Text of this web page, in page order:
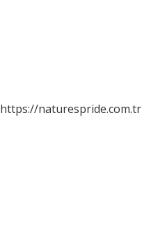
https://naturespride.com.tr